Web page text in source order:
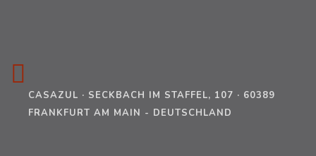
CASAZUL · SECKBACH IM STAFFEL, 107 · 60389
FRANKFURT AM MAIN - DEUTSCHLAND